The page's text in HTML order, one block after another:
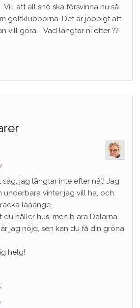
Vill att all snö ska försvinna nu så
golfklubborna. Det är jobbigt att
vill göra… Vad längtar ni efter ??
jag längtar inte efter nåt! Jag
underbara vinter jag vill ha, och
lääänge…
du håller hus, men b ara Dalarna
jag nöjd, sen kan du få din gröna
helg!